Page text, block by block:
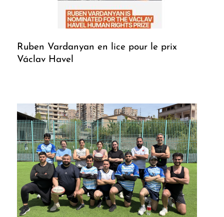
Ruben Vardanyan en lice pour le prix
Václav Havel